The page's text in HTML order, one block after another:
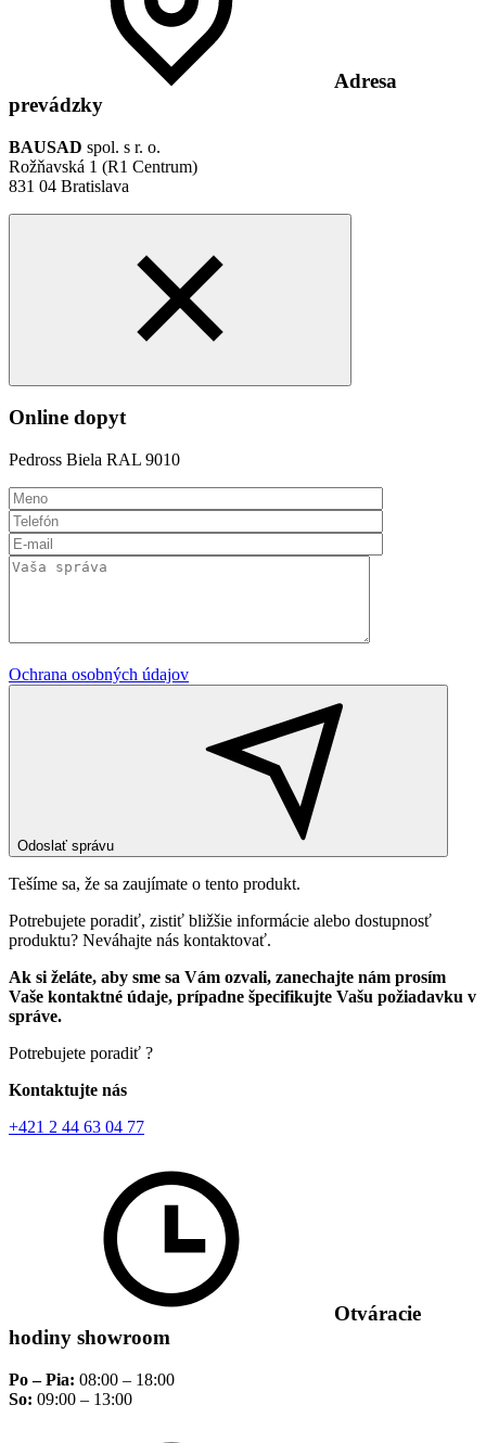
Adresa
prevádzky
BAUSAD spol. s r. o.
Rožňavská 1 (R1 Centrum)
831 04 Bratislava
Online dopyt
Pedross Biela RAL 9010
Ochrana osobných údajov
Odoslať správu
Tešíme sa, že sa zaujímate o tento produkt.
Potrebujete poradiť, zistiť bližšie informácie alebo dostupnosť
produktu? Neváhajte nás kontaktovať.
Ak si želáte, aby sme sa Vám ozvali, zanechajte nám prosím
Vaše kontaktné údaje, prípadne špecifikujte Vašu požiadavku v
správe.
Potrebujete poradiť ?
Kontaktujte nás
+421 2 44 63 04 77
Otváracie
hodiny showroom
Po – Pia: 08:00 – 18:00
So: 09:00 – 13:00